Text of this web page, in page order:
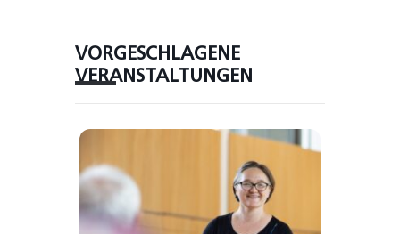
VORGESCHLAGENE
VERANSTALTUNGEN